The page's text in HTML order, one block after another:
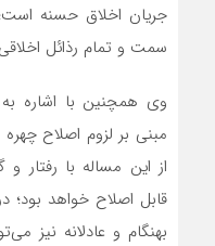
جریان اخلاق حسنه
سمت و تمام رذائل
وی همچنین با اشاره
مبنی بر لزوم اصلاح
از این مساله با رفتار
قابل اصلاح خواهد بود؛
بهنگام و عادلانه نیز